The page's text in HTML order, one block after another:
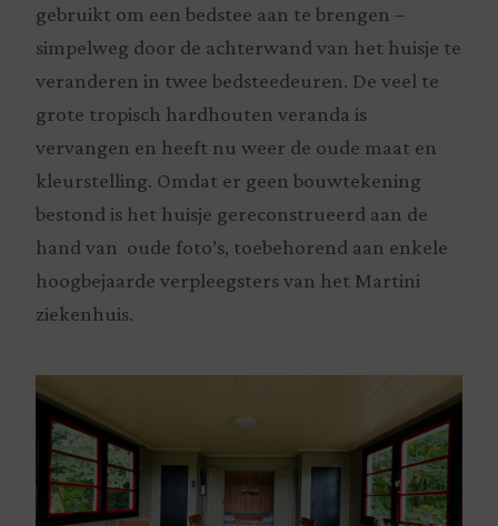
gebruikt om een bedstee aan te brengen –
simpelweg door de achterwand van het huisje te
veranderen in twee bedsteedeuren. De veel te
grote tropisch hardhouten veranda is
vervangen en heeft nu weer de oude maat en
kleurstelling. Omdat er geen bouwtekening
bestond is het huisje gereconstrueerd aan de
hand van oude foto’s, toebehorend aan enkele
hoogbejaarde verpleegsters van het Martini
ziekenhuis.